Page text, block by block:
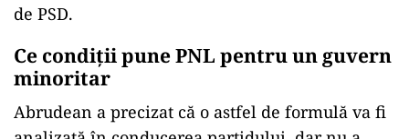
de PSD.
Ce condiții pune PNL pentru un guvern
minoritar
Abrudean a precizat că o astfel de formulă va fi